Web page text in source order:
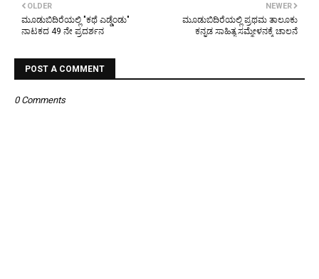
NEWER
ಮೂಡುಬಿದಿರೆಯಲ್ಲಿ ಪ್ರಥಮ ತಾಲೂಕು
ಕನ್ನಡ ಸಾಹಿತ್ಯ ಸಮ್ಮೇಳನಕ್ಕೆ ಚಾಲನೆ
OLDER
ಮೂಡುಬಿದಿರೆಯಲ್ಲಿ "ಕಥೆ ಎಡ್ಡೆಂಡು"
ನಾಟಕದ 49 ನೇ ಪ್ರದರ್ಶನ
POST A COMMENT
0 Comments